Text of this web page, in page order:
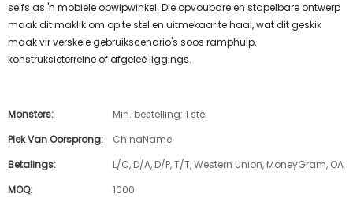
selfs as 'n mobiele opwipwinkel. Die opvoubare en stapelbare ontwerp
maak dit maklik om op te stel en uitmekaar te haal, wat dit geskik
maak vir verskeie gebruikscenario's soos ramphulp,
konstruksieterreine of afgeleë liggings.
Monsters:
Min. bestelling: 1 stel
Plek Van Oorsprong:
ChinaName
Betalings:
L/C, D/A, D/P, T/T, Western Union, MoneyGram, OA
MOQ:
1000